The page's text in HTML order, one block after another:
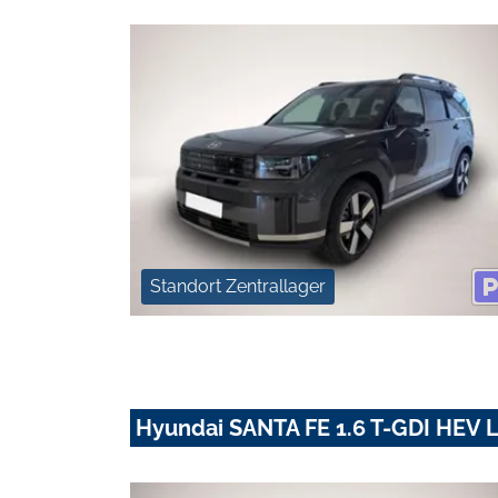
Standort Zentrallager
Hyundai SANTA FE 1.6 T-GDI HEV